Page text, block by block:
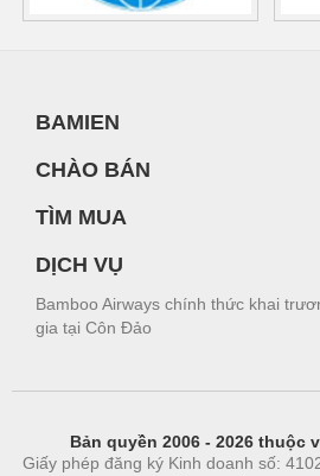
BAMIEN
CHÀO BÁN
TÌM MUA
DỊCH VỤ
Bamboo Airways chính thức khai
gia tại Côn Đảo
Bản quyền 2006 - 2026 thuộc
Giấy phép đăng ký Kinh doanh số: